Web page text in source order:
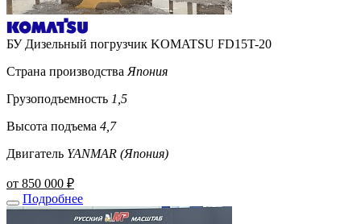
БУ Дизельный погрузчик KOMATSU FD15T-20
Страна производства Япония
Грузоподъемность 1,5
Высота подъема 4,7
Двигатель YANMAR (Япония)
от 850 000 ₽
Подробнее